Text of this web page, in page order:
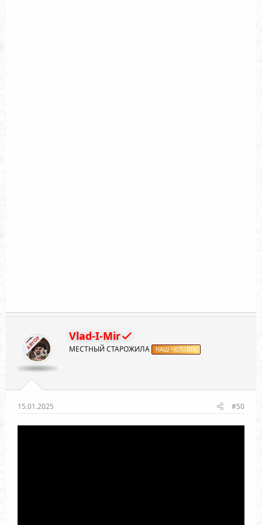
АВТОР Vlad-I-Mir
МЕСТНЫЙ СТАРОЖИЛА НАШ ЧЕЛОВЕК
15.01.2025 #50